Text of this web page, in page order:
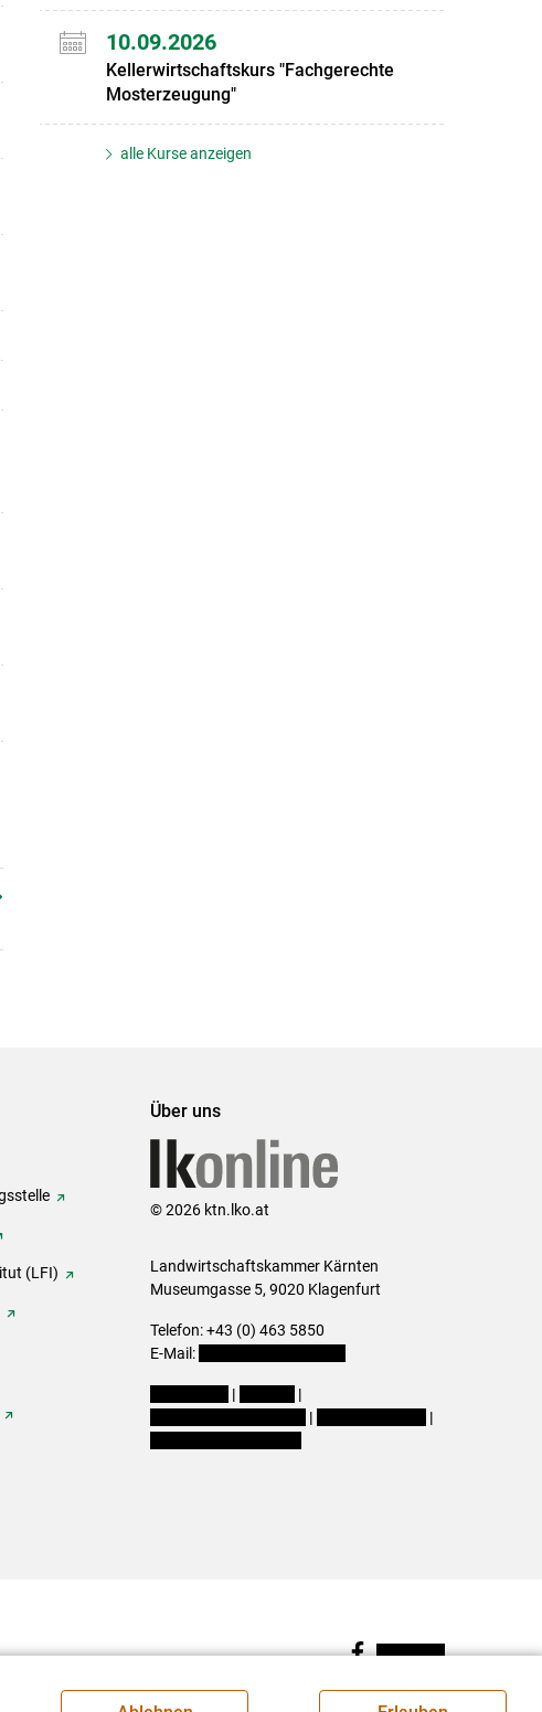
10.09.2026
Kellerwirtschaftskurs "Fachgerechte
Mosterzeugung"
alle Kurse anzeigen
(LFI)
Über uns
© 2026 ktn.lko.at
Landwirtschaftskammer Kärnten
Museumgasse 5, 9020 Klagenfurt
Telefon: +43 (0) 463 5850
E-Mail:
|
|
|
|
Facebook